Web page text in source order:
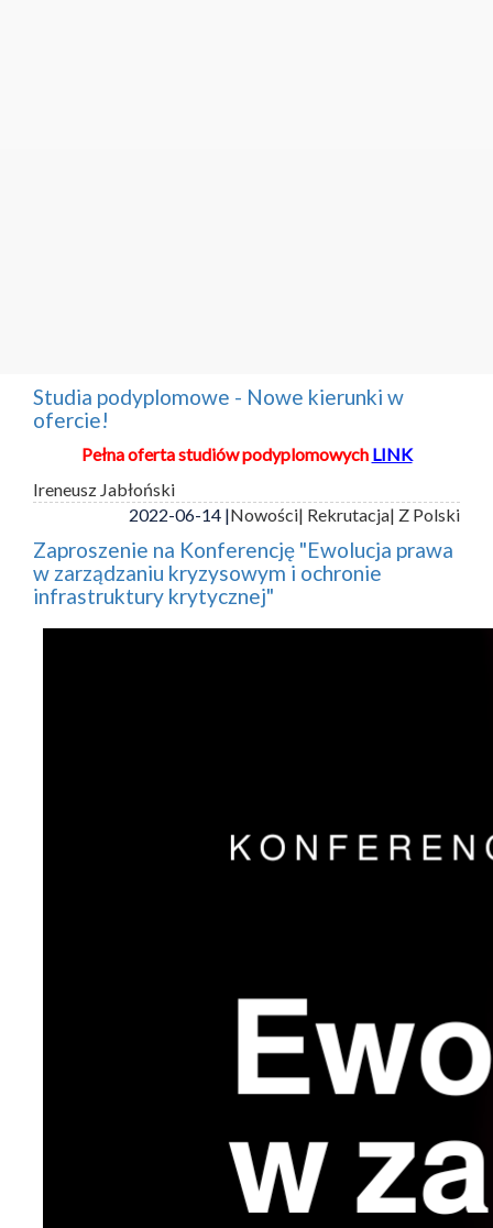
Studia podyplomowe - Nowe kierunki w
ofercie!
Pełna oferta studiów podyplomowych LINK
Ireneusz Jabłoński
2022-06-14 |Nowości| Rekrutacja| Z Polski
Zaproszenie na Konferencję "Ewolucja prawa
w zarządzaniu kryzysowym i ochronie
infrastruktury krytycznej"